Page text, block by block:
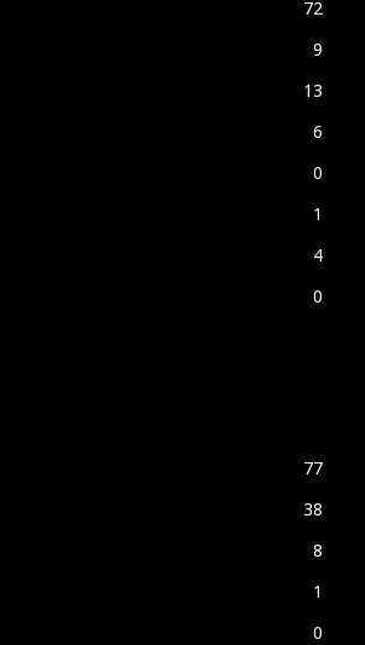
72
9
13
6
0
1
4
0
77
38
8
1
0